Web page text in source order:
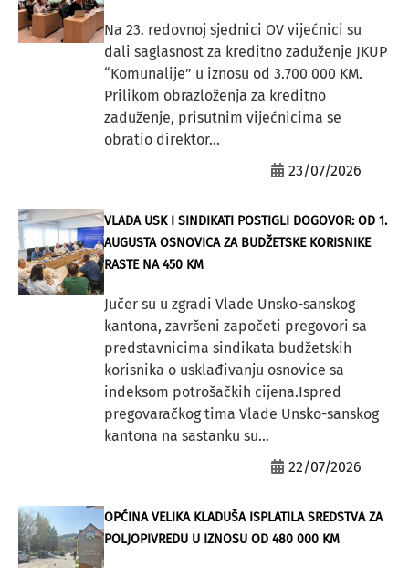
Na 23. redovnoj sjednici OV vijećnici su
dali saglasnost za kreditno zaduženje JKUP
“Komunalije” u iznosu od 3.700 000 KM.
Prilikom obrazloženja za kreditno
zaduženje, prisutnim vijećnicima se
obratio direktor...
23/07/2026
VLADA USK I SINDIKATI POSTIGLI DOGOVOR: OD 1.
AUGUSTA OSNOVICA ZA BUDŽETSKE KORISNIKE
RASTE NA 450 KM
Jučer su u zgradi Vlade Unsko-sanskog
kantona, završeni započeti pregovori sa
predstavnicima sindikata budžetskih
korisnika o usklađivanju osnovice sa
indeksom potrošačkih cijena.Ispred
pregovaračkog tima Vlade Unsko-sanskog
kantona na sastanku su...
22/07/2026
OPĆINA VELIKA KLADUŠA ISPLATILA SREDSTVA ZA
POLJOPIVREDU U IZNOSU OD 480 000 KM